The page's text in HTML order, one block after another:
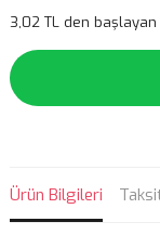
3,02 TL den
Ürün Bilgileri